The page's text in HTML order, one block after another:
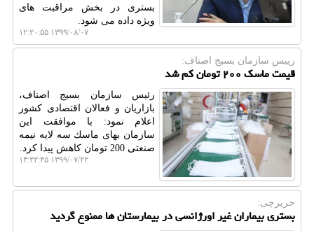
بستری در بخش مراقبت های
ویژه داده می شود.
۱۳۹۹/۰۸/۰۷ ۱۲:۲۰:۵۵
رییس سازمان بسیج اصناف:
قیمت ماسك ۲۰۰ تومان كم شد
رئیس سازمان بسیج اصناف،
بازاریان و فعالان اقتصادی كشور
اعلام نمود: با موافقت این
سازمان بهای ماسك سه لایه نیمه
صنعتی 200 تومان كاهش پیدا كرد.
۱۳۹۹/۰۷/۲۲ ۱۳:۲۲:۴۵
حریرچی:
بستری بیماران غیر اورژانسی در بیمارستان ها ممنوع گردید